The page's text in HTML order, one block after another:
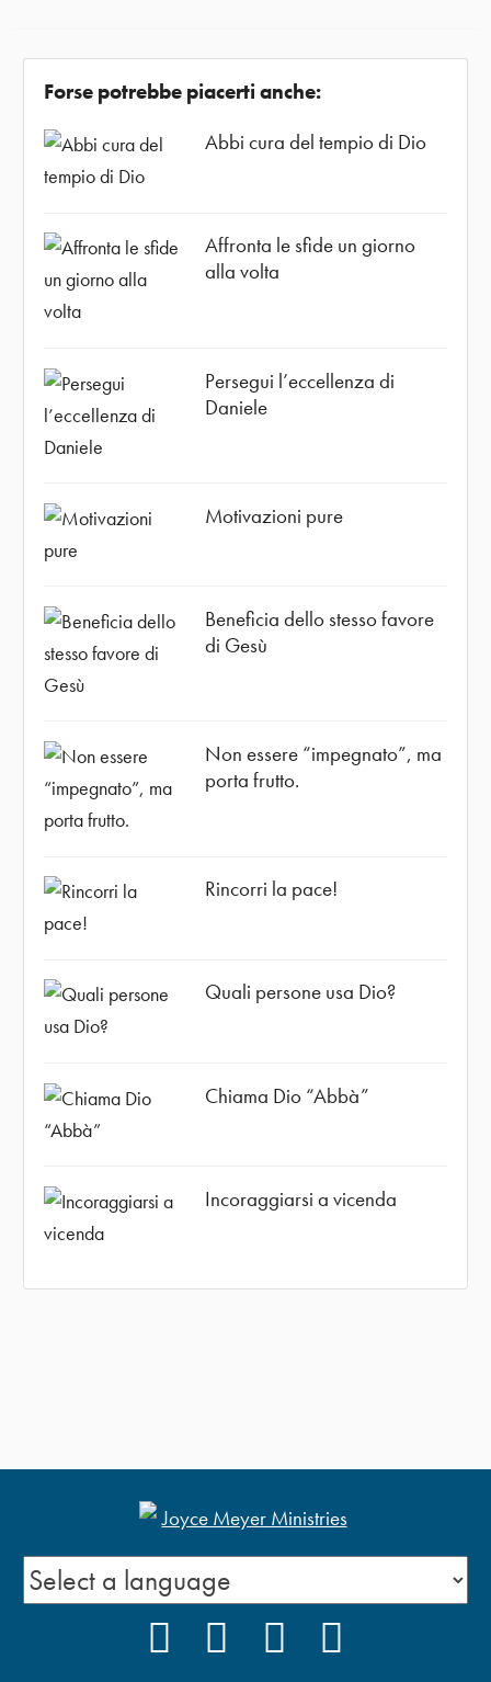
Forse potrebbe piacerti anche:
Abbi cura del tempio di Dio
Affronta le sfide un giorno
alla volta
Persegui l’eccellenza di
Daniele
Motivazioni pure
Beneficia dello stesso favore
di Gesù
Non essere “impegnato”, ma
porta frutto.
Rincorri la pace!
Quali persone usa Dio?
Chiama Dio “Abbà”
Incoraggiarsi a vicenda